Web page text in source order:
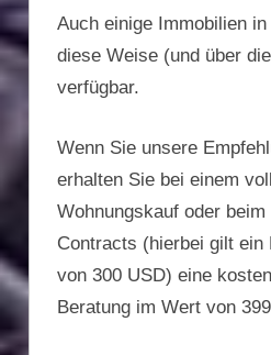
Auch einige Immobilien
diese Weise (und über
verfügbar.
Wenn Sie unsere
erhalten Sie bei einem
Wohnungskauf oder
Contracts (hierbei gilt ein
von 300 USD) eine
Beratung im Wert von